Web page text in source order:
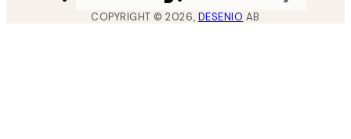
COPYRIGHT ©2026, DESENIO AB